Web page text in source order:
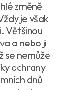
změně
je však
Většinou
a nebo ji
se nemůže
ochrany
dnů